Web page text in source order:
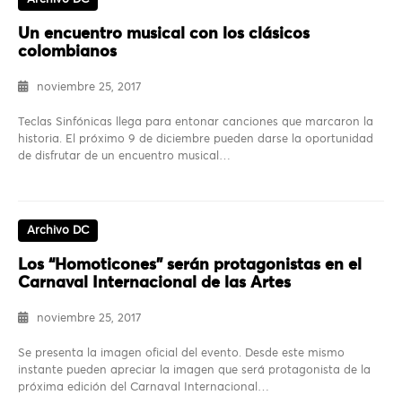
Un encuentro musical con los clásicos
colombianos
noviembre 25, 2017
Teclas Sinfónicas llega para entonar canciones que marcaron la
historia. El próximo 9 de diciembre pueden darse la oportunidad
de disfrutar de un encuentro musical…
Archivo DC
Los “Homoticones” serán protagonistas en el
Carnaval Internacional de las Artes
noviembre 25, 2017
Se presenta la imagen oficial del evento. Desde este mismo
instante pueden apreciar la imagen que será protagonista de la
próxima edición del Carnaval Internacional…